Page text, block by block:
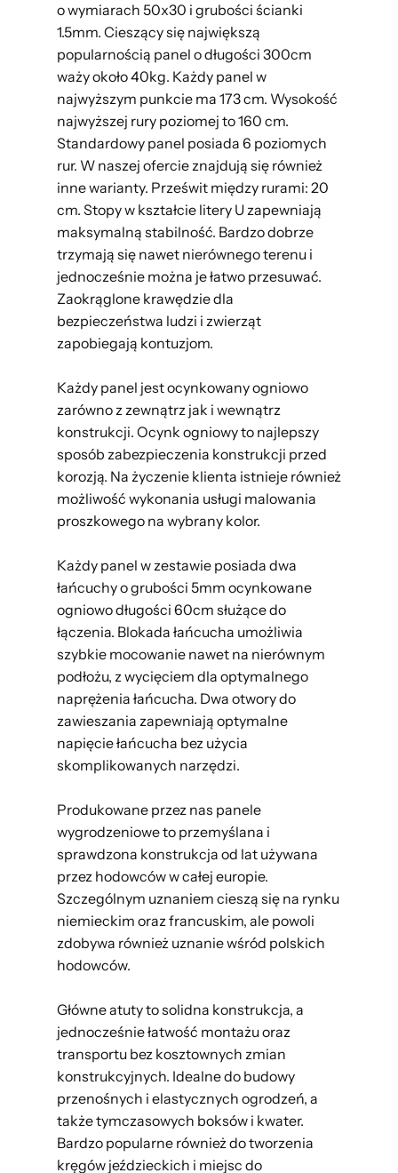
o wymiarach 50x30 i grubości ścianki
1.5mm. Cieszący się największą
popularnością panel o długości 300cm
waży około 40kg. Każdy panel w
najwyższym punkcie ma 173 cm. Wysokość
najwyższej rury poziomej to 160 cm.
Standardowy panel posiada 6 poziomych
rur. W naszej ofercie znajdują się również
inne warianty. Prześwit między rurami: 20
cm. Stopy w kształcie litery U zapewniają
maksymalną stabilność. Bardzo dobrze
trzymają się nawet nierównego terenu i
jednocześnie można je łatwo przesuwać.
Zaokrąglone krawędzie dla
bezpieczeństwa ludzi i zwierząt
zapobiegają kontuzjom.
Każdy panel jest ocynkowany ogniowo
zarówno z zewnątrz jak i wewnątrz
konstrukcji. Ocynk ogniowy to najlepszy
sposób zabezpieczenia konstrukcji przed
korozją. Na życzenie klienta istnieje również
możliwość wykonania usługi malowania
proszkowego na wybrany kolor.
Każdy panel w zestawie posiada dwa
łańcuchy o grubości 5mm ocynkowane
ogniowo długości 60cm służące do
łączenia. Blokada łańcucha umożliwia
szybkie mocowanie nawet na nierównym
podłożu, z wycięciem dla optymalnego
naprężenia łańcucha. Dwa otwory do
zawieszania zapewniają optymalne
napięcie łańcucha bez użycia
skomplikowanych narzędzi.
Produkowane przez nas panele
wygrodzeniowe to przemyślana i
sprawdzona konstrukcja od lat używana
przez hodowców w całej europie.
Szczególnym uznaniem cieszą się na rynku
niemieckim oraz francuskim, ale powoli
zdobywa również uznanie wśród polskich
hodowców.
Główne atuty to solidna konstrukcja, a
jednocześnie łatwość montażu oraz
transportu bez kosztownych zmian
konstrukcyjnych. Idealne do budowy
przenośnych i elastycznych ogrodzeń, a
także tymczasowych boksów i kwater.
Bardzo popularne również do tworzenia
kręgów jeździeckich i miejsc do